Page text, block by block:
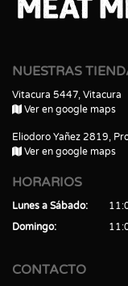
NUESTRAS
Vitacura 5447, Vitacura
Ver en google maps
Eliodoro Yañez 2819,
Ver en google maps
HORARIOS
Lunes a Sábado
Domingo
CONTACTO